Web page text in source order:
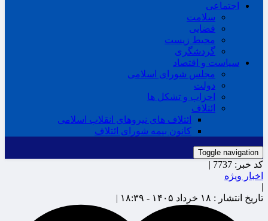
اجتماعی
سلامت
قضایی
محیط زیست
گردشگری
سیاست و اقتصاد
مجلس شورای اسلامی
دولت
احزاب و تشکل ها
ائتلاف
ائتلاف های نیروهای انقلاب اسلامی
کانون بیمه شورای ائتلاف
Toggle navigation
کد خبر: 7737 |
اخبار ویژه
|
تاریخ انتشار : ۱۸ خرداد ۱۴۰۵ - ۱۸:۳۹ |